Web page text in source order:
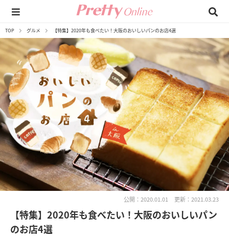
TOP グルメ 【特集】2020年も食べたい！大阪のおいしいパンのお店4選
公開：2020.01.01 更新：2021.03.23
【特集】2020年も食べたい！大阪のおいしいパン
のお店4選